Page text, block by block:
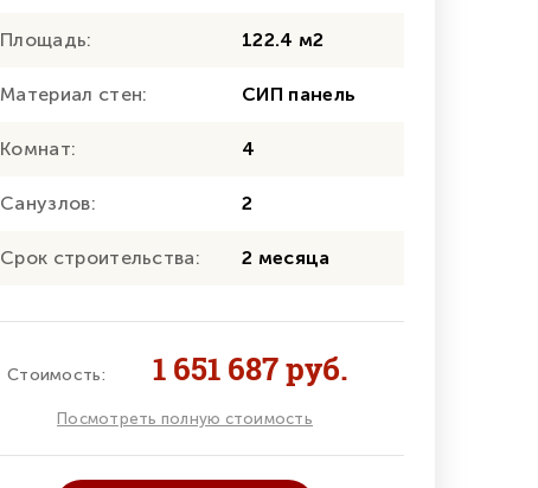
Площадь: 122.4 м2
Материал стен: СИП панель
Комнат: 4
Санузлов: 2
Срок строительства: 2 месяца
Стоимость: 1 651 687 руб.
Посмотреть полную стоимость